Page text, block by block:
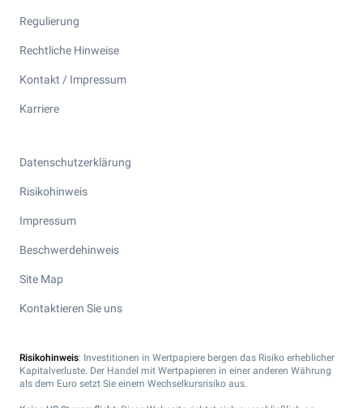
Regulierung
Rechtliche Hinweise
Kontakt / Impressum
Karriere
Datenschutzerklärung
Risikohinweis
Impressum
Beschwerdehinweis
Site Map
Kontaktieren Sie uns
Risikohinweis: Investitionen in Wertpapiere bergen das Risiko erheblicher
Kapitalverluste. Der Handel mit Wertpapieren in einer anderen Währung
als dem Euro setzt Sie einem Wechselkursrisiko aus.